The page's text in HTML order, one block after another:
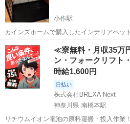
小作駅
カインズホームで購入したインテリアペ
ク 15800円の品物です。 購入して1ヶ月
引き渡しは、現状でも分解してもどちらで
東京 青梅市 小作駅 その他
≪寮無料・月収35万
ン・フォークリフト
時給1,600円
日払い
株式会社BREXA Next
神奈川県 南橋本駅
リチウムイオン電池の原料運搬・投入作業